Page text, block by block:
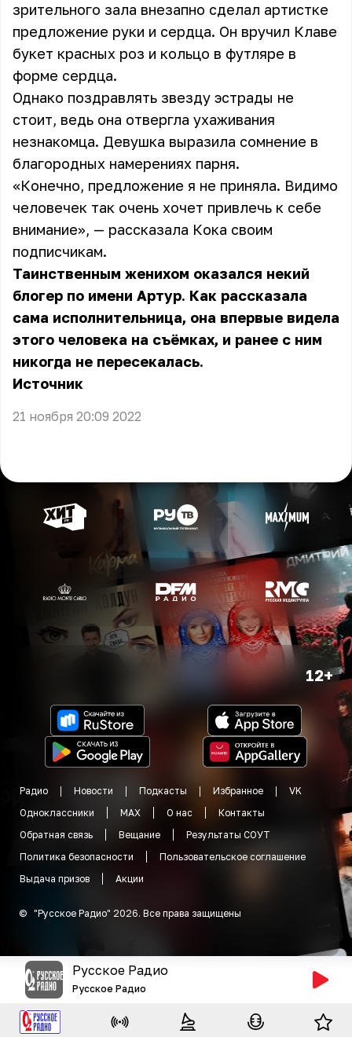
зрительного зала внезапно сделал артистке
предложение руки и сердца. Он вручил Клаве
букет красных роз и кольцо в футляре в
форме сердца.
Однако поздравлять звезду эстрады не
стоит, ведь она отвергла ухаживания
незнакомца. Девушка выразила сомнение в
благородных намерениях парня.
«Конечно, предложение я не приняла. Видимо
человечек так очень хочет привлечь к себе
внимание», — рассказала Кока своим
подписчикам.
Таинственным женихом оказался некий
блогер по имени Артур. Как рассказала
сама исполнительница, она впервые видела
этого человека на съёмках, и ранее с ним
никогда не пересекалась.
Источник
21 ноября 20:09 2022
12+
Радио Новости Подкасты Избранное
VK
Одноклассники
MAX О нас
Контакты
Обратная связь
Вещание
Результаты СОУТ
Политика безопасности
Пользовательское соглашение
Выдача призов
Акции
© "Русское Радио" 2026. Все права защищены
Русское Радио
Русское Радио